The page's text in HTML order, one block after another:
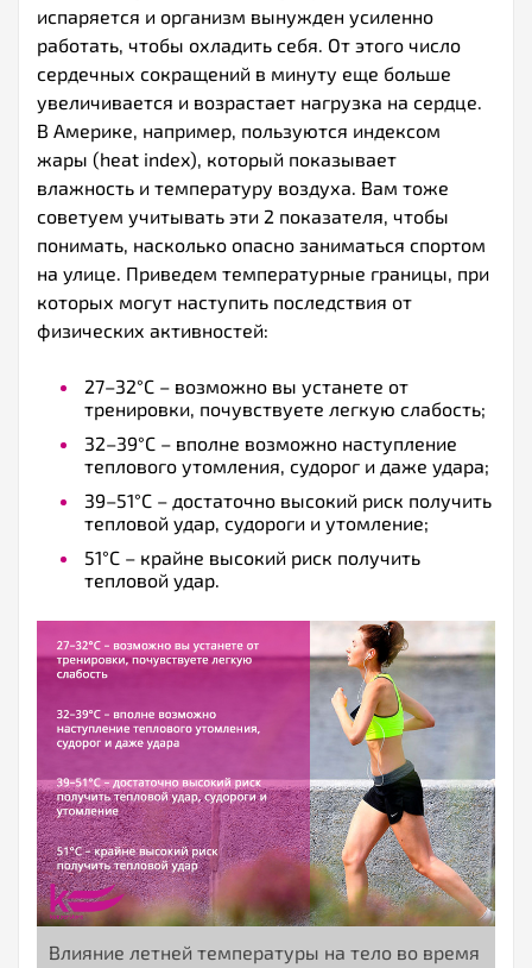
испаряется и организм вынужден усиленно
работать, чтобы охладить себя. От этого число
сердечных сокращений в минуту еще больше
увеличивается и возрастает нагрузка на сердце.
В Америке, например, пользуются индексом
жары (heat index), который показывает
влажность и температуру воздуха. Вам тоже
советуем учитывать эти 2 показателя, чтобы
понимать, насколько опасно заниматься спортом
на улице. Приведем температурные границы, при
которых могут наступить последствия от
физических активностей:
27–32°С – возможно вы устанете от
тренировки, почувствуете легкую слабость;
32–39°С – вполне возможно наступление
теплового утомления, судорог и даже удара;
39–51°С – достаточно высокий риск получить
тепловой удар, судороги и утомление;
51°С – крайне высокий риск получить
тепловой удар.
Влияние летней температуры на тело во время